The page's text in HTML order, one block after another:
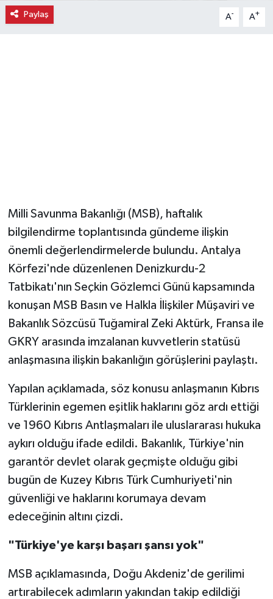
Paylaş A- A+
Milli Savunma Bakanlığı (MSB), haftalık
bilgilendirme toplantısında gündeme ilişkin
önemli değerlendirmelerde bulundu. Antalya
Körfezi'nde düzenlenen Denizkurdu-2
Tatbikatı'nın Seçkin Gözlemci Günü kapsamında
konuşan MSB Basın ve Halkla İlişkiler Müşaviri ve
Bakanlık Sözcüsü Tuğamiral Zeki Aktürk, Fransa ile
GKRY arasında imzalanan kuvvetlerin statüsü
anlaşmasına ilişkin bakanlığın görüşlerini paylaştı.
Yapılan açıklamada, söz konusu anlaşmanın Kıbrıs
Türklerinin egemen eşitlik haklarını göz ardı ettiği
ve 1960 Kıbrıs Antlaşmaları ile uluslararası hukuka
aykırı olduğu ifade edildi. Bakanlık, Türkiye'nin
garantör devlet olarak geçmişte olduğu gibi
bugün de Kuzey Kıbrıs Türk Cumhuriyeti'nin
güvenliği ve haklarını korumaya devam
edeceğinin altını çizdi.
"Türkiye'ye karşı başarı şansı yok"
MSB açıklamasında, Doğu Akdeniz'de gerilimi
artırabilecek adımların yakından takip edildiği
Kültür & Sanat
Spor
Vasıta
Yaşam